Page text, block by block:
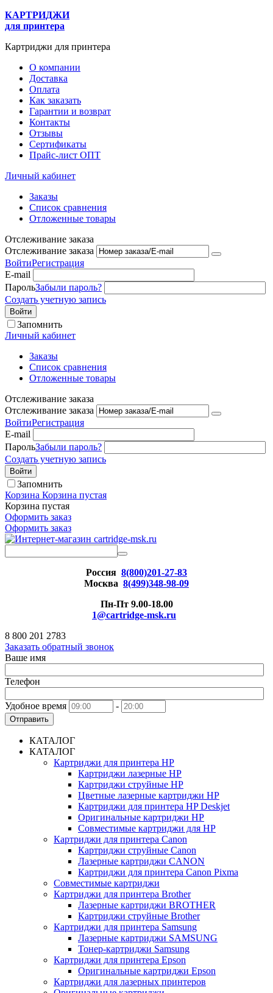
КАРТРИДЖИ
для принтера
Картриджи для принтера
О компании
Доставка
Оплата
Как заказать
Гарантии и возврат
Контакты
Отзывы
Сертификаты
Прайс-лист ОПТ
Личный кабинет
Заказы
Список сравнения
Отложенные товары
Отслеживание заказа
Отслеживание заказа
ВойтиРегистрация
E-mail
ПарольЗабыли пароль?
Создать учетную запись
Войти
Запомнить
Личный кабинет
Заказы
Список сравнения
Отложенные товары
Отслеживание заказа
Отслеживание заказа
ВойтиРегистрация
E-mail
ПарольЗабыли пароль?
Создать учетную запись
Войти
Запомнить
Корзина Корзина пустая
Корзина пустая
Оформить заказ
Оформить заказ
Россия 8(800)201-27-83
Москва 8(499)348-98-09
Пн-Пт 9.00-18.00
1@cartridge-msk.ru
8 800 201 2783
Заказать обратный звонок
Ваше имя
Телефон
Удобное время -
Отправить
КАТАЛОГ
КАТАЛОГ
Картриджи для принтера HP
Картриджи лазерные HP
Картриджи струйные HP
Цветные лазерные картриджи HP
Картриджи для принтера HP Deskjet
Оригинальные картриджи HP
Совместимые картриджи для HP
Картриджи для принтера Canon
Картриджи струйные Canon
Лазерные картриджи CANON
Картриджи для принтера Canon Pixma
Совместимые картриджи
Картриджи для принтера Brother
Лазерные картриджи BROTHER
Картриджи струйные Brother
Картриджи для принтера Samsung
Лазерные картриджи SAMSUNG
Тонер-картриджи Samsung
Картриджи для принтера Epson
Оригинальные картриджи Epson
Картриджи для лазерных принтеров